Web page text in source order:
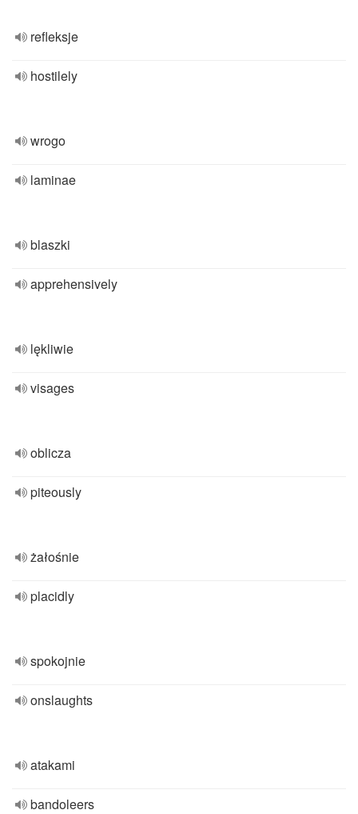
refleksje
hostilely
wrogo
laminae
blaszki
apprehensively
lękliwie
visages
oblicza
piteously
żałośnie
placidly
spokojnie
onslaughts
atakami
bandoleers